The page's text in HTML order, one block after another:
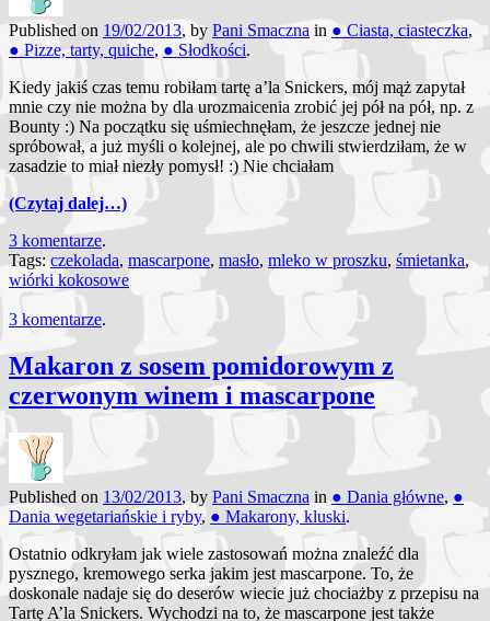
Published on 19/02/2013, by Pani Smaczna in ● Ciasta, ciasteczka,
● Pizze, tarty, quiche, ● Słodkości.
Kiedy jakiś czas temu robiłam tartę a’la Snickers, mój mąż zapytał
mnie czy nie można by dla urozmaicenia zrobić jej pół na pół, np. z
Bounty :) Na początku się uśmiechnęłam, że jeszcze jednej nie
spróbował, a już myśli o kolejnej, ale po chwili stwierdziłam, że w
zasadzie to miał niezły pomysł! :) Nie chciałam
(Czytaj dalej…)
3 komentarze.
Tags: czekolada, mascarpone, masło, mleko w proszku, śmietanka,
wiórki kokosowe
3 komentarze.
Makaron z sosem pomidorowym z
czerwonym winem i mascarpone
Published on 13/02/2013, by Pani Smaczna in ● Dania główne, ●
Dania wegetariańskie i ryby, ● Makarony, kluski.
Ostatnio odkryłam jak wiele zastosowań można znaleźć dla
pysznego, kremowego serka jakim jest mascarpone. To, że
doskonale nadaje się do deserów wiecie już chociażby z przepisu na
Tartę A’la Snickers. Wychodzi na to, że mascarpone jest także